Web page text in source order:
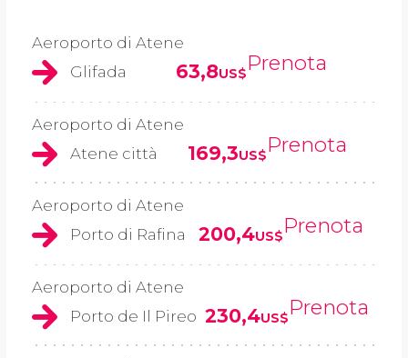
Aeroporto di Atene
Glifada
63,8US$Prenota
Aeroporto di Atene
Atene città
169,3US$Prenota
Aeroporto di Atene
Porto di Rafina
200,4US$Prenota
Aeroporto di Atene
Porto de Il Pireo 230,4US$Prenota